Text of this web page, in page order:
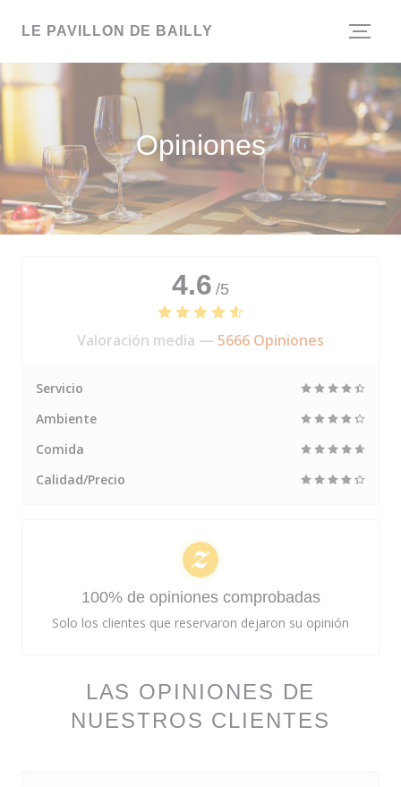
LE PAVILLON DE BAILLY
Opiniones
LAS OPINIONES DE
NUESTROS CLIENTES
4.6 /5
Valoración media — 5666 Opiniones
Servicio
Ambiente
Comida
Calidad/Precio
100% de opiniones comprobadas
Solo los clientes que reservaron dejaron su opinión